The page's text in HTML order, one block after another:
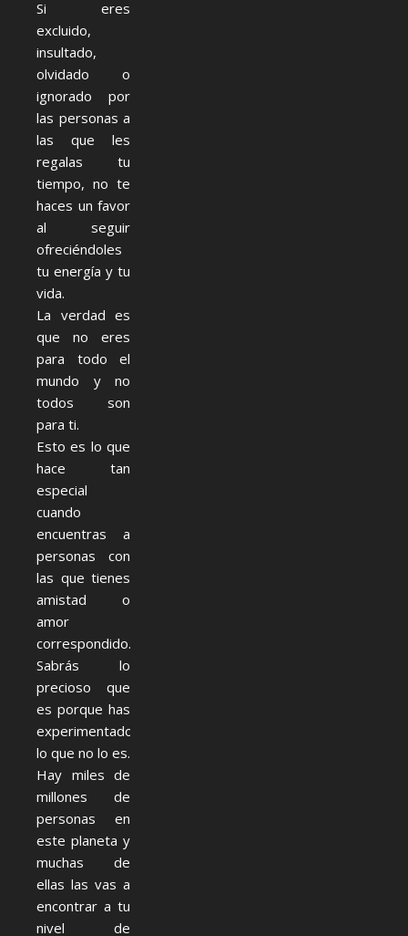
Si eres
excluido,
insultado,
olvidado o
ignorado por
las personas a
las que les
regalas tu
tiempo, no te
haces un favor
al seguir
ofreciéndoles
tu energía y tu
vida.
La verdad es
que no eres
para todo el
mundo y no
todos son
para ti.
Esto es lo que
hace tan
especial
cuando
encuentras a
personas con
las que tienes
amistad o
amor
correspondido.
Sabrás lo
precioso que
es porque has
experimentado
lo que no lo es.
Hay miles de
millones de
personas en
este planeta y
muchas de
ellas las vas a
encontrar a tu
nivel de